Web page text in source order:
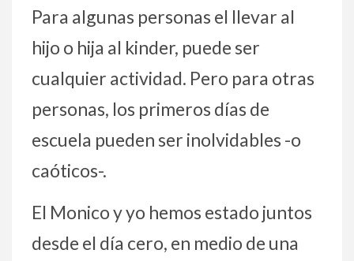
Para algunas personas el llevar al
hijo o hija al kinder, puede ser
cualquier actividad. Pero para otras
personas, los primeros días de
escuela pueden ser inolvidables -o
caóticos-.
El Monico y yo hemos estado juntos
desde el día cero, en medio de una